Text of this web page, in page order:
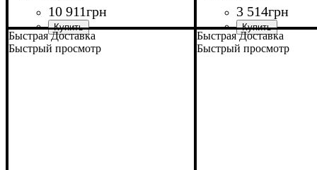
10 911грн
ширина, мм: 1300
высота, мм: 780
глубина, мм: 700
3 514грн
ширина, мм: 1035
высота, мм: 785
глубина, мм: 25
Быстрая Доставка
Быстрый просмотр
Быстрая Доставка
Быстрый просмотр